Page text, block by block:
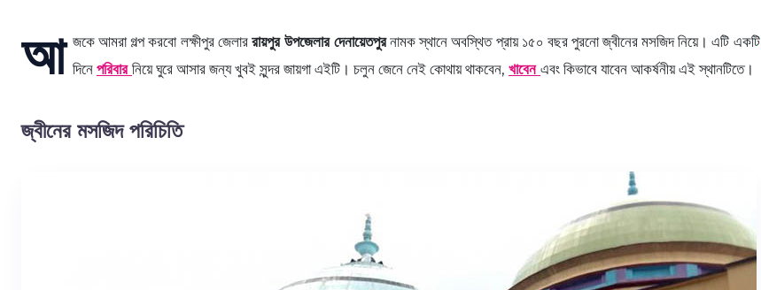
আ জকে আমরা গল্প করবো লক্ষীপুর জেলার রায়পুর উপজেলার দেনায়েতপুরনামক স্থানে অবস্থিত প্রায় ১৫০ বছর পুরনো জ্বীনের মসজিদ নিয়ে। এটি একটি
দিনে পরিবার নিয়ে ঘুরে আসার জন্য খুবই সুন্দর জায়গা এইটি। চলুন জেনে নেই কোথায় থাকবেন, খাবেন এবং কিভাবে যাবেন আকর্ষনীয় এই স্থানটিতে।
জ্বীনের মসজিদ পরিচিতি